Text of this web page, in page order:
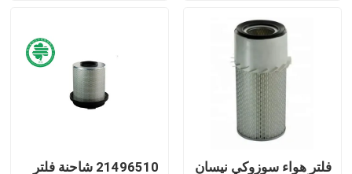
مرشحات هواء محرك السيارات
فلاتر هواء كابينة السيارات
فلتر هواء سوزوكي نيسان 21496510 شاحنة فلتر